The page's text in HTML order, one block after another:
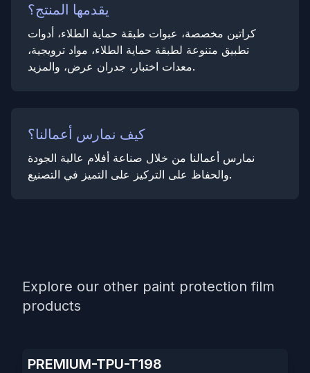
يقدمها المنتج؟
كراتين مخصصة، عبوات طبقة حماية الطلاء، أدوات
تطبيق متنوعة لطبقة حماية الطلاء، مواد ترويجية،
معدات اختبار، جدران عرض، والمزيد.
كيف نمارس أعمالنا؟
نمارس أعمالنا من خلال صناعة أفلام عالية الجودة
والحفاظ على التركيز على التميز في التصنيع.
Explore our other paint protection film
products
PREMIUM-TPU-T198